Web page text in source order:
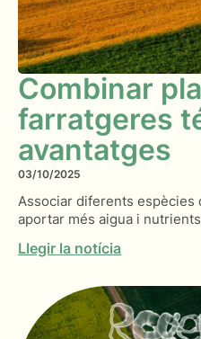
Combinar
farratgeres
avantatges
03/10/2025
Associar diferents
aportar més aigua i
Llegir la notícia